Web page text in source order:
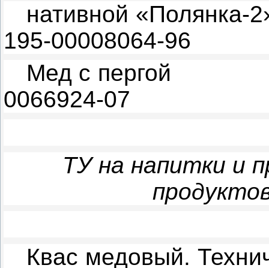
нативной «Полянка-
195-00008064-96
Мед с пергой
0066924-07
ТУ на напитки и
Квас медовый.